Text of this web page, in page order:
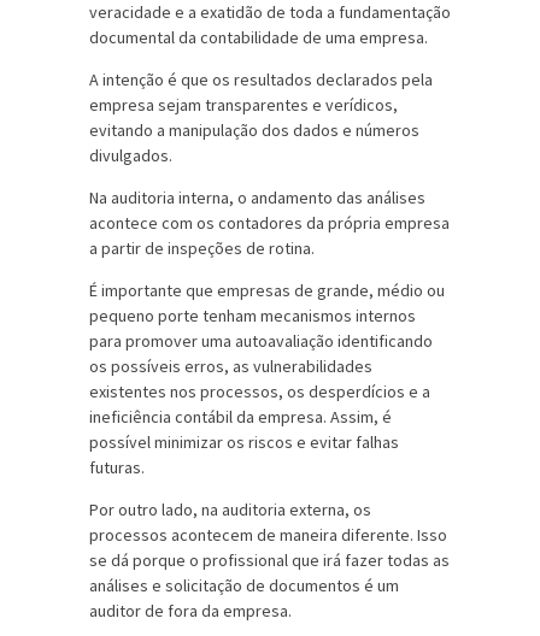
veracidade e a exatidão de toda a fundamentação
documental da contabilidade de uma empresa.
A intenção é que os resultados declarados pela
empresa sejam transparentes e verídicos,
evitando a manipulação dos dados e números
divulgados.
Na auditoria interna, o andamento das análises
acontece com os contadores da própria empresa
a partir de inspeções de rotina.
É importante que empresas de grande, médio ou
pequeno porte tenham mecanismos internos
para promover uma autoavaliação identificando
os possíveis erros, as vulnerabilidades
existentes nos processos, os desperdícios e a
ineficiência contábil da empresa. Assim, é
possível minimizar os riscos e evitar falhas
futuras.
Por outro lado, na auditoria externa, os
processos acontecem de maneira diferente. Isso
se dá porque o profissional que irá fazer todas as
análises e solicitação de documentos é um
auditor de fora da empresa.